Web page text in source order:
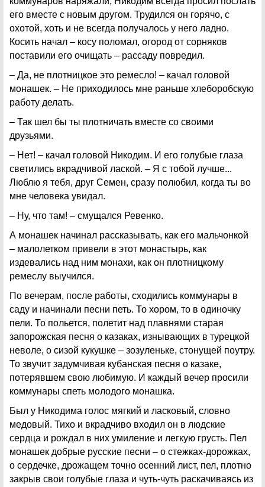
его вместе с новым другом. Трудился он горячо, с
охотой, хоть и не всегда получалось у него ладно.
Косить начал – косу поломал, огород от сорняков
поставили его очищать – рассаду повредил.
– Да, не плотницкое это ремесло! – качал головой
монашек. – Не приходилось мне раньше хлеборобскую
работу делать.
– Так шел бы ты плотничать вместе со своими
друзьями.
– Нет! – качал головой Никодим. И его голубые глаза
светились вкрадчивой лаской. – Я с тобой лучше...
Люблю я тебя, друг Семен, сразу полюбил, когда ты во
мне человека увидал.
– Ну, что там! – смущался Ревенко.
А монашек начинал рассказывать, как его мальчонкой
– малолетком привели в этот монастырь, как
издевались над ним монахи, как он плотницкому
ремеслу выучился.
По вечерам, после работы, сходились коммунары в
саду и начинали песни петь. То хором, то в одиночку
пели. То польется, полетит над плавнями старая
запорожская песня о казаках, изнывающих в турецкой
неволе, о сизой кукушке – зозуленьке, стонущей поутру.
То звучит задумчивая кубанская песня о казаке,
потерявшем свою любимую. И каждый вечер просили
коммунары спеть молодого монашка.
Был у Никодима голос мягкий и ласковый, словно
медовый. Тихо и вкрадчиво входил он в людские
сердца и рождал в них умиление и легкую грусть. Пел
монашек добрые русские песни – о стежках-дорожках,
о сердечке, дрожащем точно осенний лист, пел, плотно
закрыв свои голубые глаза и чуть-чуть раскачиваясь из